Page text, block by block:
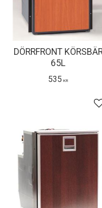
DÖRRFRONT
65L
535 KR